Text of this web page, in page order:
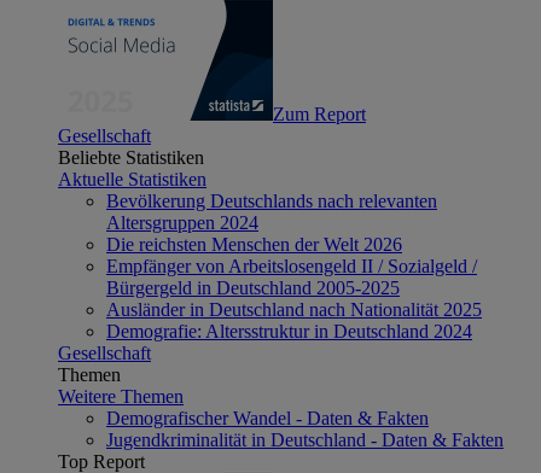
Zum Report
Gesellschaft
Beliebte Statistiken
Aktuelle Statistiken
Bevölkerung Deutschlands nach relevanten
Altersgruppen 2024
Die reichsten Menschen der Welt 2026
Empfänger von Arbeitslosengeld II / Sozialgeld /
Bürgergeld in Deutschland 2005-2025
Ausländer in Deutschland nach Nationalität 2025
Demografie: Altersstruktur in Deutschland 2024
Gesellschaft
Themen
Weitere Themen
Demografischer Wandel - Daten & Fakten
Jugendkriminalität in Deutschland - Daten & Fakten
Top Report